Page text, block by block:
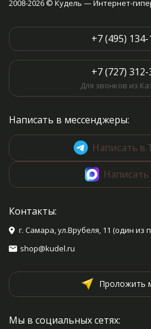
2008-2026 © Кудель — Интернет-
+7 (495)
+7 (727)
Для звонков из
Написать в мессенджеры:
Написать в
Написать
Контакты:
г. Самара, ул.Врубеля, 11 (один из
shop@kudel.ru
Проложить
Мы в социальных сетях: